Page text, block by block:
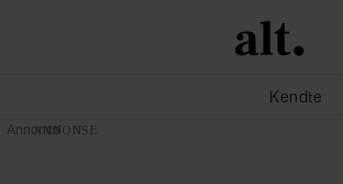
Kendte
Annonce